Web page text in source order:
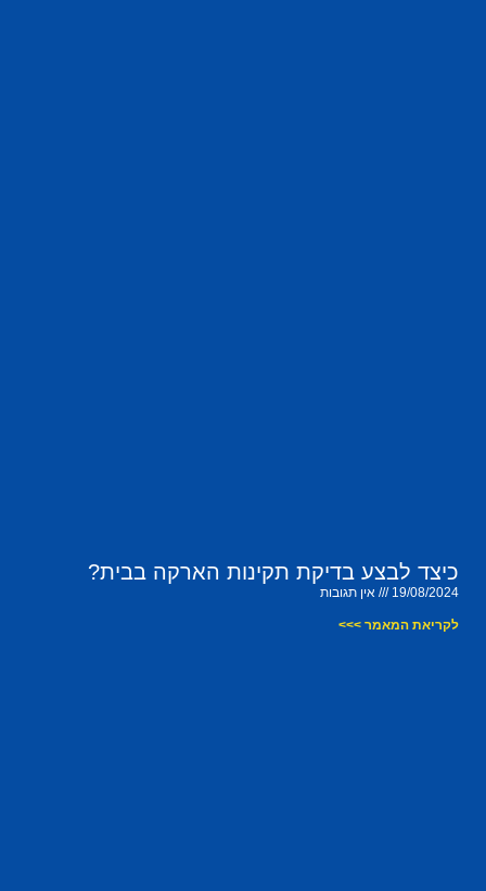
כיצד לבצע בדיקת תקינות הארקה בבית?
19/08/2024 אין תגובות
לקריאת המאמר >>>